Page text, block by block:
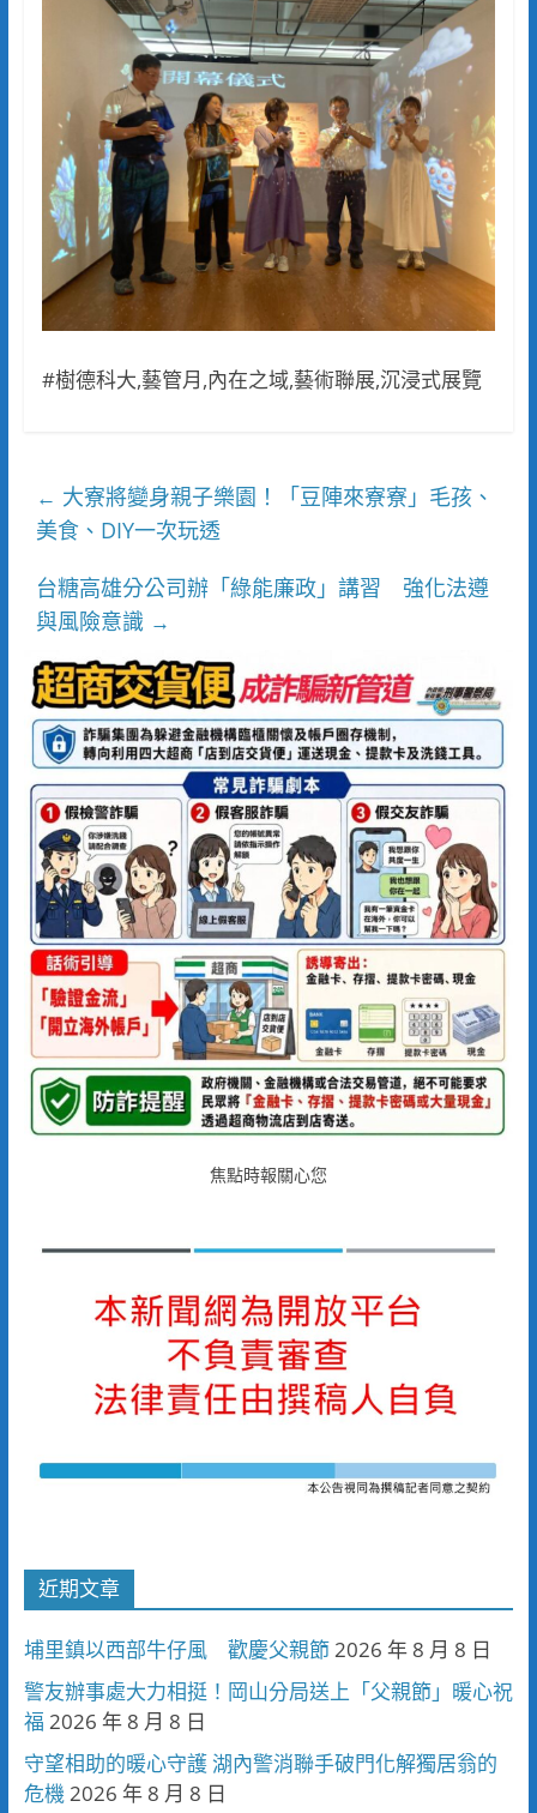
#樹德科大,藝管月,內在之域,藝術聯展,沉浸式展覽
← 大寮將變身親子樂園！「豆陣來寮寮」毛孩、
美食、DIY一次玩透
台糖高雄分公司辦「綠能廉政」講習 強化法遵
與風險意識 →
焦點時報關心您
近期文章
埔里鎮以西部牛仔風 歡慶父親節2026 年 8 月 8 日
警友辦事處大力相挺！岡山分局送上「父親節」暖心祝
福 2026 年 8 月 8 日
守望相助的暖心守護 湖內警消聯手破門化解獨居翁的
危機2026 年 8 月 8 日